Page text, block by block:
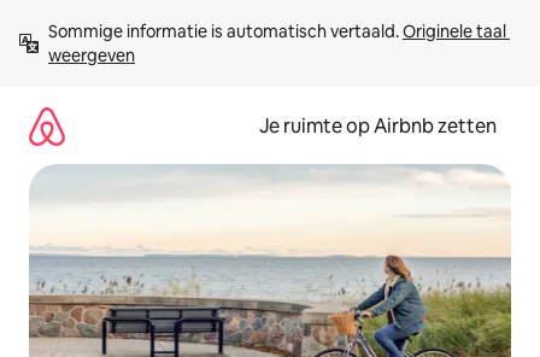
direct
naar
Sommige informatie is automatisch vertaald. Originele taal
weergeven
Je ruimte op Airbnb zetten